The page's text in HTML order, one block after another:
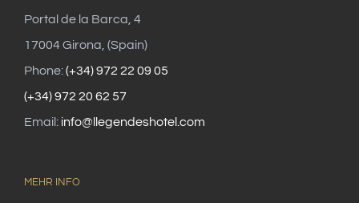
Portal de la Barca, 4
17004 Girona, (Spain)
Phone:(+34) 972 22 09 05
(+34) 972 20 62 57
Email: info@llegendeshotel.com
MEHR INFO